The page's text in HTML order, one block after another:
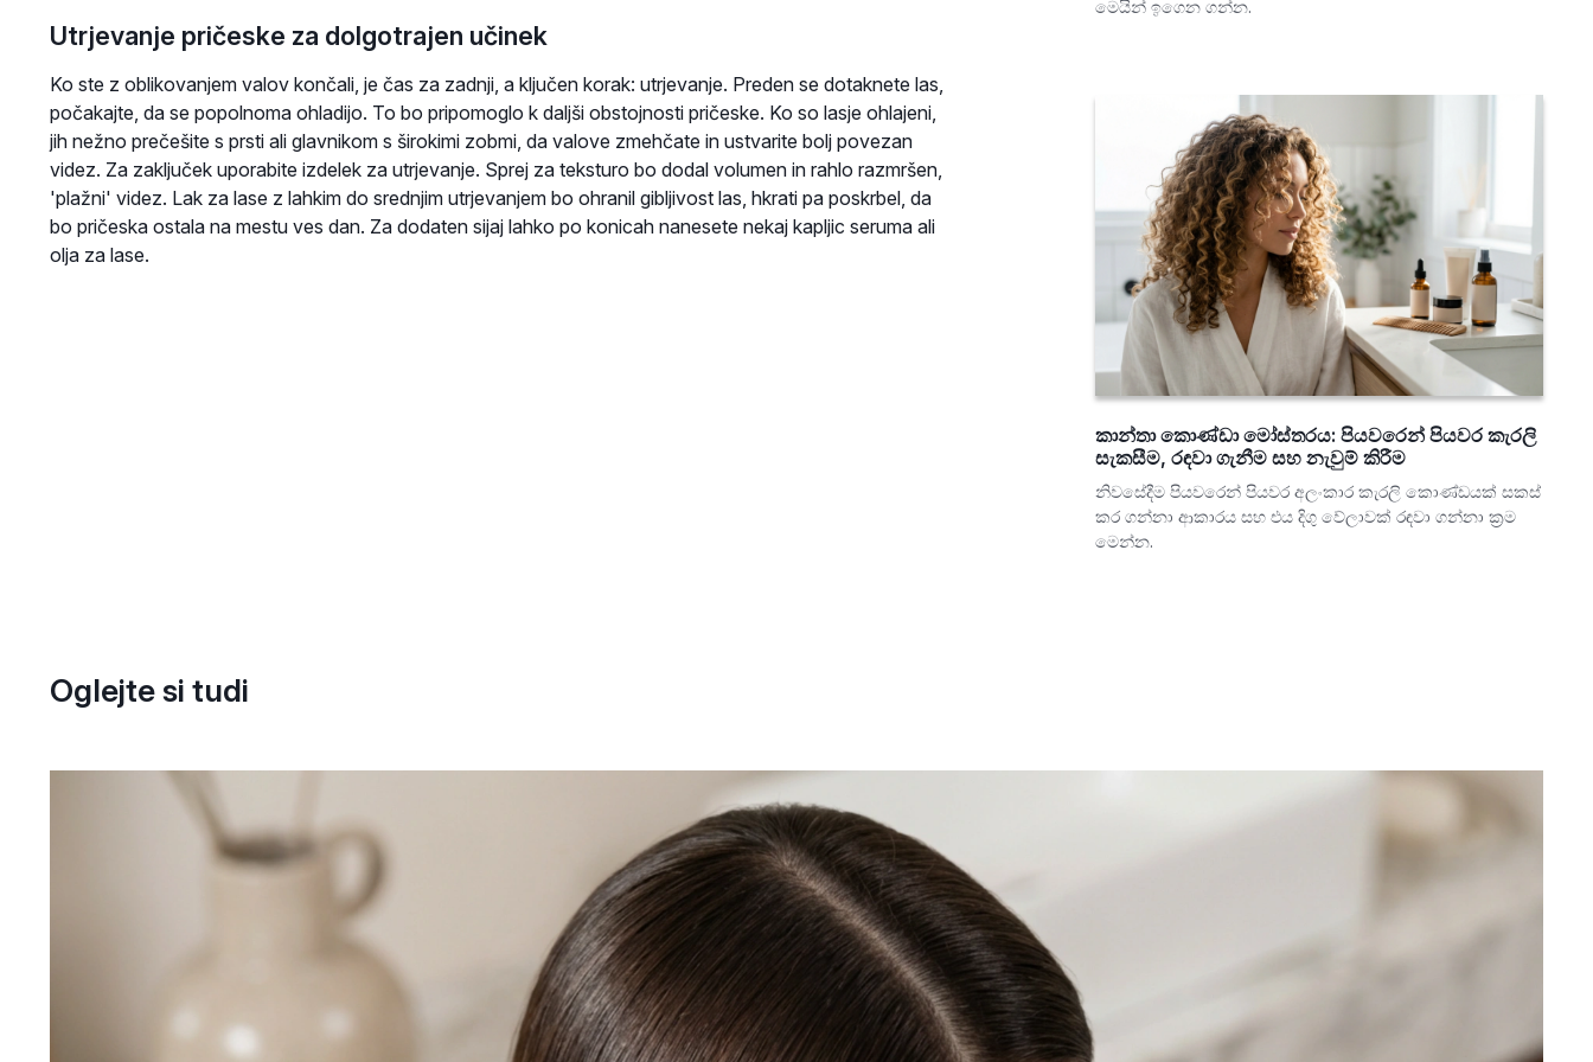
Utrjevanje pričeske za dolgotrajen učinek
Ko ste z oblikovanjem valov končali, je čas za zadnji, a ključen korak: utrjevanje. Preden se dotaknete las,
počakajte, da se popolnoma ohladijo. To bo pripomoglo k daljši obstojnosti pričeske. Ko so lasje ohlajeni,
jih nežno prečešite s prsti ali glavnikom s širokimi zobmi, da valove zmehčate in ustvarite bolj povezan
videz. Za zaključek uporabite izdelek za utrjevanje. Sprej za teksturo bo dodal volumen in rahlo razmršen,
'plažni' videz. Lak za lase z lahkim do srednjim utrjevanjem bo ohranil gibljivost las, hkrati pa poskrbel, da
bo pričeska ostala na mestu ves dan. Za dodaten sijaj lahko po konicah nanesete nekaj kapljic seruma ali
olja za lase.
මෙයින් ඉගෙන ගන්න.
කාන්තා කොණ්ඩා මෝස්තරය: පියවරෙන් පියවර කැරලි
සැකසීම, රඳවා ගැනීම සහ නැවුම් කිරීම
නිවසේදීම පියවරෙන් පියවර අලංකාර කැරලි කොණ්ඩයක් සකස්
කර ගන්නා ආකාරය සහ එය දිගු වේලාවක් රඳවා ගන්නා ක්‍රම
මෙන්න.
Oglejte si tudi